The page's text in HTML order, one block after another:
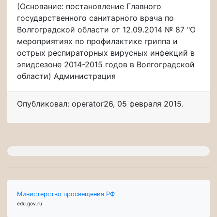
(Основание: постановление Главного
государственного санитарного врача по
Волгоградской области от 12.09.2014 № 87 "О
мероприятиях по профилактике гриппа и
острых респираторных вирусных инфекций в
эпидсезоне 2014-2015 годов в Волгоградской
области) Администрация
Опубликовал: operator26, 05 февраля 2015.
Министерство просвещения РФ
edu.gov.ru